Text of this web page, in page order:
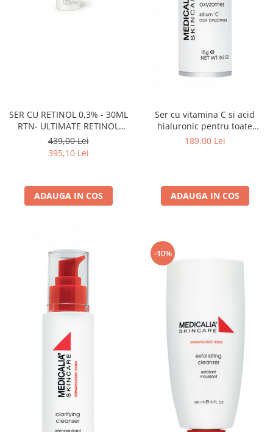
SER CU RETINOL 0,3% - 30ML
RTN- ULTIMATE RETINOL
SERUM INTENSITY 2 30ML
439,00 Lei
395,10 Lei
ADAUGA IN COS
Ser cu vitamina C si acid
hialuronic pentru toate
tipurile de ten, 'C' Serum w/
189,00 Lei
ADAUGA IN COS
-10%